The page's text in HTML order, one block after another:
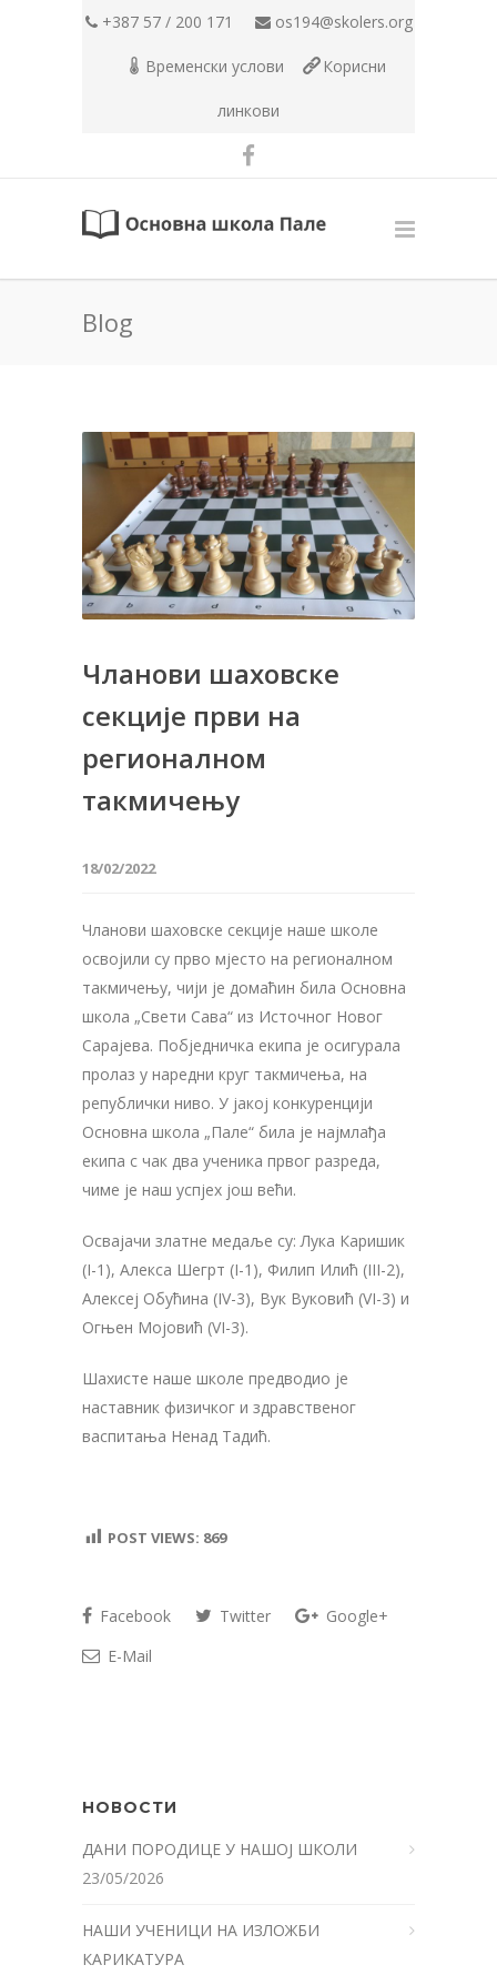
+387 57 / 200 171 os194@skolers.org
Временски услови Корисни
линкови
Blog
Чланови шаховске
секције први на
регионалном
такмичењу
18/02/2022
Чланови шаховске секције наше школе
освојили су прво мјесто на регионалном
такмичењу, чији је домаћин била Основна
школа „Свети Сава“ из Источног Новог
Сарајева. Побједничка екипа је осигурала
пролаз у наредни круг такмичења, на
републички ниво. У јакој конкуренцији
Основна школа „Пале“ била је најмлађа
екипа с чак два ученика првог разреда,
чиме је наш успјех још већи.
Освајачи златне медаље су: Лука Каришик
(I-1), Алекса Шегрт (I-1), Филип Илић (III-2),
Алексеј Обућина (IV-3), Вук Вуковић (VI-3) и
Огњен Мојовић (VI-3).
Шахисте наше школе предводио је
наставник физичког и здравственог
васпитања Ненад Тадић.
POST VIEWS: 869
Facebook Twitter
Google+
E-Mail
НОВОСТИ
ДАНИ ПОРОДИЦЕ У НАШОЈ ШКОЛИ
23/05/2026
НАШИ УЧЕНИЦИ НА ИЗЛОЖБИ
КАРИКАТУРА